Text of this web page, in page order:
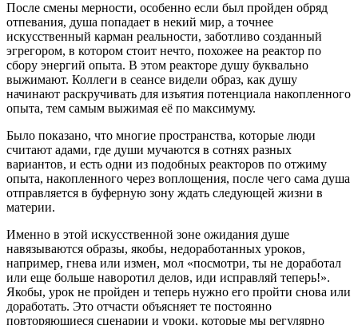
После смены мерности, особенно если был пройден обряд
отпевания, душа попадает в некий мир, а точнее
искусственный карман реальности, заботливо созданный
эгрегором, в котором стоит нечто, похожее на реактор по
сбору энергий опыта. В этом реакторе душу буквально
выжимают. Коллеги в сеансе видели образ, как душу
начинают раскручивать для изъятия потенциала накопленного
опыта, тем самым выжимая её по максимуму.
Было показано, что многие пространства, которые люди
считают адами, где души мучаются в сотнях разных
вариантов, и есть одни из подобных реакторов по отжиму
опыта, накопленного через воплощения, после чего сама душа
отправляется в буферную зону ждать следующей жизни в
материи.
Именно в этой искусственной зоне ожидания душе
навязываются образы, якобы, недоработанных уроков,
например, гнева или измен, мол «посмотри, ты не доработал
или еще больше наворотил делов, иди исправляй теперь!».
Якобы, урок не пройден и теперь нужно его пройти снова или
доработать. Это отчасти объясняет те постоянно
повторяющиеся сценарии и уроки, которые мы регулярно